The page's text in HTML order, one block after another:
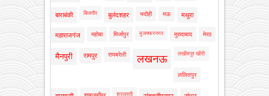
बाराबंकी बिजनौर बुलंदशहर भदोही मऊ मथुरा
महाराजगंज महोबा मिर्जापुर मुजफ्फरनगर मुरादाबाद मेरठ
मैनपुरी रामपुर रायबरेली लखनऊ लखीमपुर खीरी
ललितपुर
श्रावस्ती